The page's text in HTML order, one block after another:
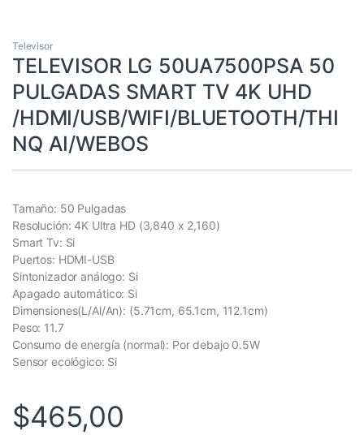
Televisor
TELEVISOR LG 50UA7500PSA 50
PULGADAS SMART TV 4K UHD
/HDMI/USB/WIFI/BLUETOOTH/THI
NQ AI/WEBOS
Tamaño: 50 Pulgadas
Resolución: 4K Ultra HD (3,840 x 2,160)
Smart Tv: Si
Puertos: HDMI-USB
Sintonizador análogo: Si
Apagado automático: Si
Dimensiones(L/Al/An): (5.71cm, 65.1cm, 112.1cm)
Peso: 11.7
Consumo de energía (normal): Por debajo 0.5W
Sensor ecológico: Si
$465,00